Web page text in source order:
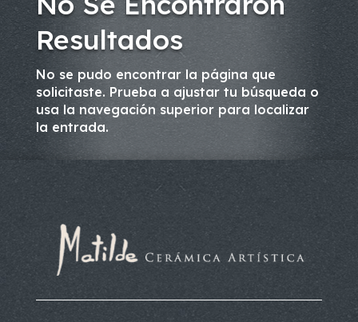
Resultados
No se pudo encontrar la página que
solicitaste. Prueba a ajustar tu búsqueda o
usa la navegación superior para localizar
la entrada.